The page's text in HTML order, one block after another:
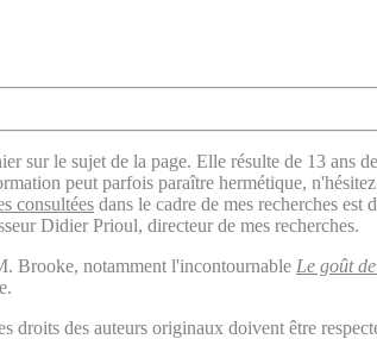
le sujet de la page. Elle résulte de 13 ans
peut parfois paraître hermétique,
consultées dans le cadre de mes recherches
Didier Prioul, directeur de mes recherches.
Brooke, notamment l'incontournable Le goût
droits des auteurs originaux doivent être